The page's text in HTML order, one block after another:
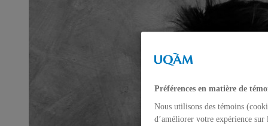
Préférences en matière de
Nous utilisons des témoins
d’améliorer votre expérience sur